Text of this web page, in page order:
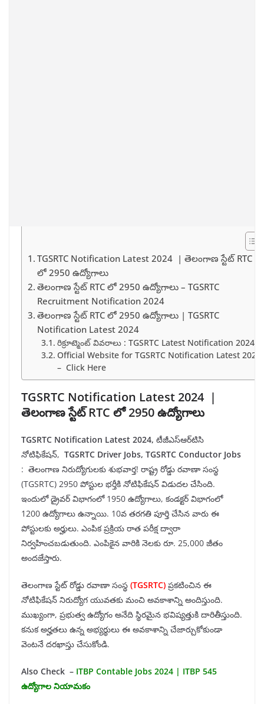
TGSRTC Notification Latest 2024 | తెలంగాణ స్టేట్ RTC
లో 2950 ఉద్యోగాలు
తెలంగాణ స్టేట్ RTC లో 2950 ఉద్యోగాలు – TGSRTC
Recruitment Notification 2024
తెలంగాణ స్టేట్ RTC లో 2950 ఉద్యోగాలు | TGSRTC
Notification Latest 2024
రిక్రూట్మెంట్ వివరాలు : TGSRTC Latest Notification 2024
Official Website for TGSRTC Notification Latest 2024
– Click Here
TGSRTC Notification Latest 2024 |
తెలంగాణ స్టేట్ RTC లో 2950 ఉద్యోగాలు
TGSRTC Notification Latest 2024, టీజీఎస్‌ఆర్‌టిసి
నోటిఫికేషన్, TGSRTC Driver Jobs, TGSRTC Conductor Jobs
: తెలంగాణ నిరుద్యోగులకు శుభవార్త! రాష్ట్ర రోడ్డు రవాణా సంస్థ
(TGSRTC) 2950 పోస్టుల భర్తీకి నోటిఫికేషన్ విడుదల చేసింది.
ఇందులో డ్రైవర్ విభాగంలో 1950 ఉద్యోగాలు, కండక్టర్ విభాగంలో
1200 ఉద్యోగాలు ఉన్నాయి. 10వ తరగతి పూర్తి చేసిన వారు ఈ
పోస్టులకు అర్హులు. ఎంపిక ప్రక్రియ రాత పరీక్ష ద్వారా
నిర్వహించబడుతుంది. ఎంపికైన వారికి నెలకు రూ. 25,000 జీతం
అందజేస్తారు.
తెలంగాణ స్టేట్ రోడ్డు రవాణా సంస్థ (TGSRTC) ప్రకటించిన ఈ
నోటిఫికేషన్ నిరుద్యోగ యువతకు మంచి అవకాశాన్ని అందిస్తుంది.
ముఖ్యంగా, ప్రభుత్వ ఉద్యోగం అనేది స్థిరమైన భవిష్యత్తుకి దారితీస్తుంది.
కనుక అర్హతలు ఉన్న అభ్యర్థులు ఈ అవకాశాన్ని చేజార్చుకోకుండా
వెంటనే దరఖాస్తు చేసుకోండి.
Also Check – ITBP Contable Jobs 2024 | ITBP 545
ఉద్యోగాల నియామకం